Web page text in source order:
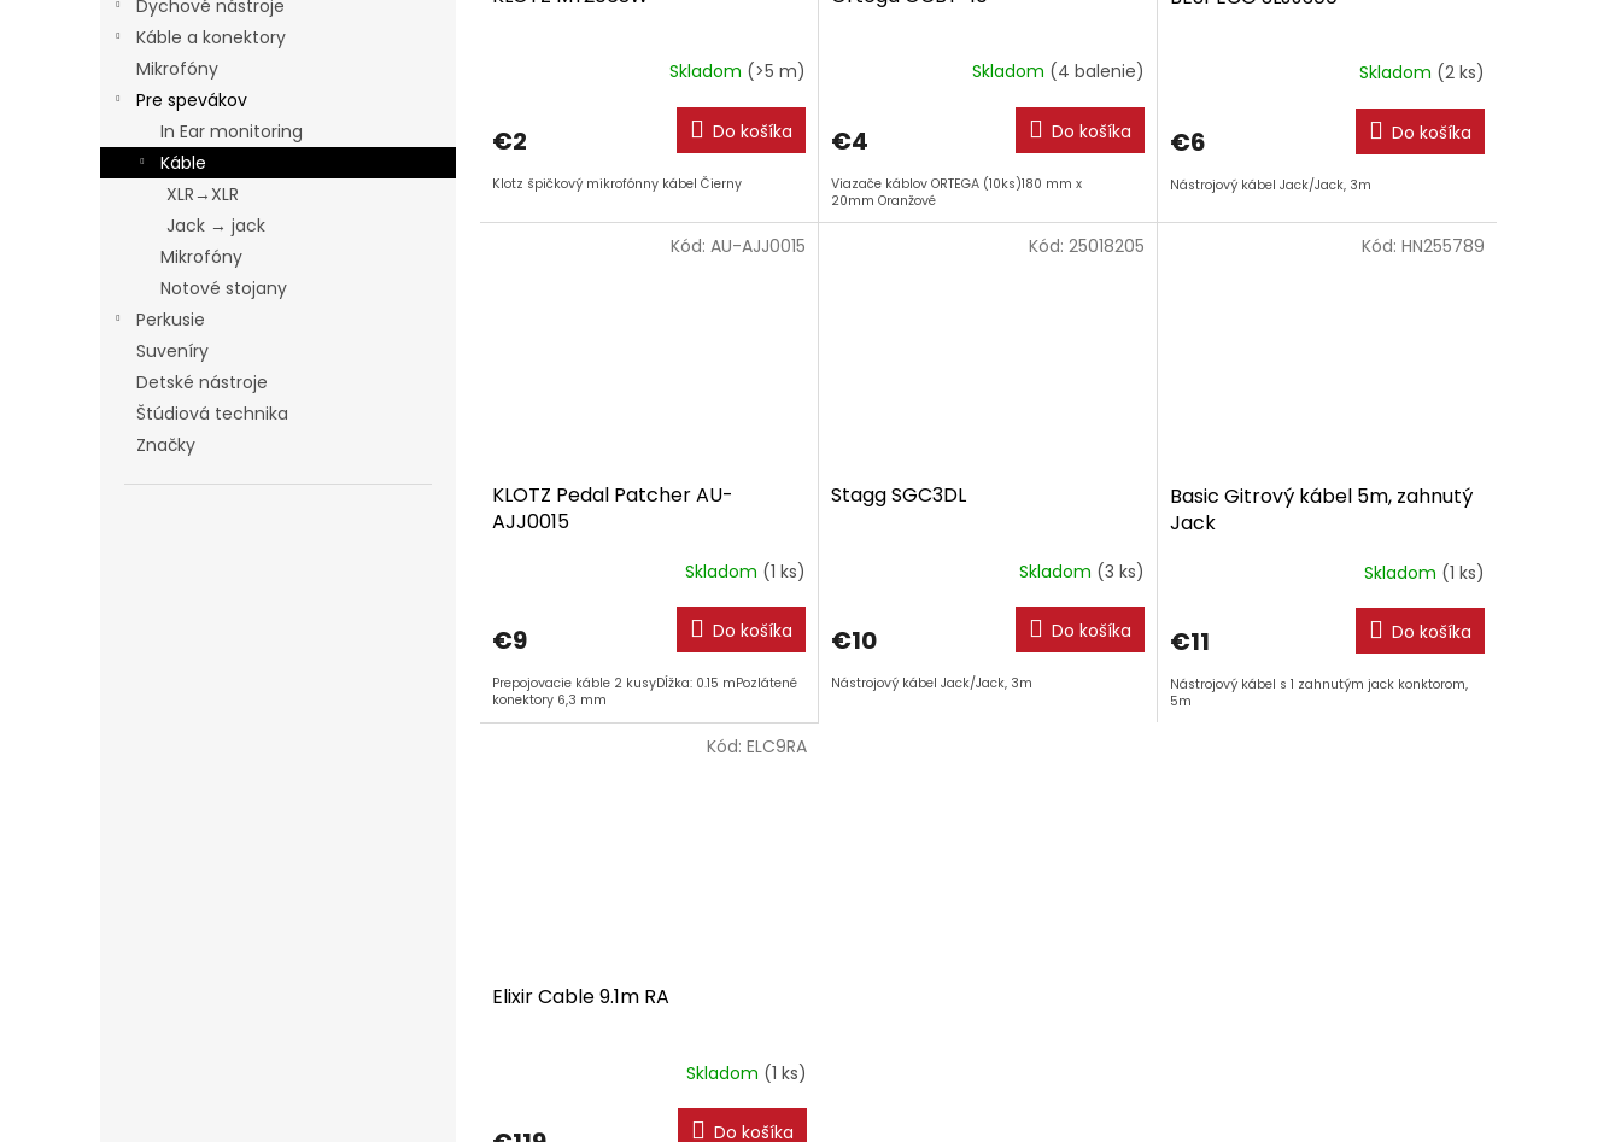
Dychové nástroje
Káble a konektory
Mikrofóny
Pre spevákov
In Ear monitoring
Káble
XLR→XLR
Jack → jack
Mikrofóny
Notové stojany
Perkusie
Suveníry
Detské nástroje
Štúdiová technika
Značky
Skladom (>5 m)
€2 Do košíka
Klotz špičkový mikrofónny kábel Čierny
Skladom (4 balenie)
€4 Do košíka
Viazače káblov ORTEGA (10ks)180 mm x
20mm Oranžové
Skladom (2 ks)
€6 Do košíka
Nástrojový kábel Jack/Jack, 3m
KLOTZ Pedal Patcher AU-
AJJ0015
Skladom (1 ks)
€9 Do košíka
Prepojovacie káble 2 kusyDĺžka: 0.15 mPozlátené
konektory 6,3 mm
Kód: AU-AJJ0015
Stagg SGC3DL
Skladom (3 ks)
€10 Do košíka
Nástrojový kábel Jack/Jack, 3m
Kód: 25018205
Basic Gitrový kábel 5m, zahnutý
Jack
Skladom (1 ks)
€11 Do košíka
Nástrojový kábel s 1 zahnutým jack konktorom,
5m
Kód: HN255789
Elixir Cable 9.1m RA
Skladom (1 ks)
Do košíka
Kód: ELC9RA